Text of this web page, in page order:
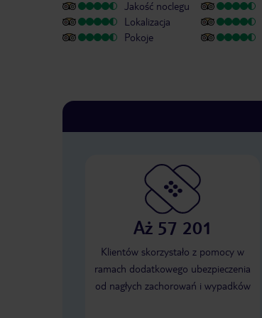
Jakość noclegu
Lokalizacja
Pokoje
Aż 57 201
Klientów skorzystało z pomocy w
ramach dodatkowego ubezpieczenia
od nagłych zachorowań i wypadków